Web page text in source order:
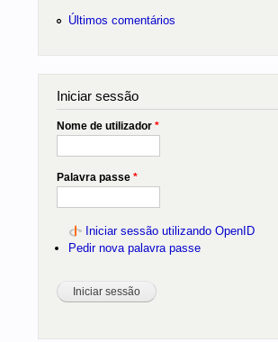
Últimos comentários
Iniciar sessão
Nome de utilizador *
Palavra passe *
Iniciar sessão utilizando OpenID
Pedir nova palavra passe